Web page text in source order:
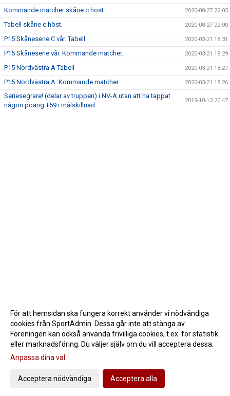
Kommande matcher skåne c höst. 2020-08-27 22:05
Tabell skåne c höst. 2020-08-27 22:00
P15 Skåneserie C vår. Tabell 2020-03-21 18:31
P15 Skåneserie vår. Kommande matcher. 2020-03-21 18:29
P15 Nordvästra A Tabell 2020-03-21 18:27
P15 Nordvästra A. Kommande matcher 2020-03-21 18:26
Seriesegrare! (delar av truppen) i NV-A utan att ha tappat
någon poäng.+59 i målskillnad.
2019-10-13 20:47
Gå till Webbversion
För att hemsidan ska fungera korrekt använder vi nödvändiga
cookies från SportAdmin. Dessa går inte att stänga av.
Föreningen kan också använda frivilliga cookies, t.ex. för statistik
eller marknadsföring. Du väljer själv om du vill acceptera dessa.
Anpassa dina val
Acceptera nödvändiga Acceptera alla